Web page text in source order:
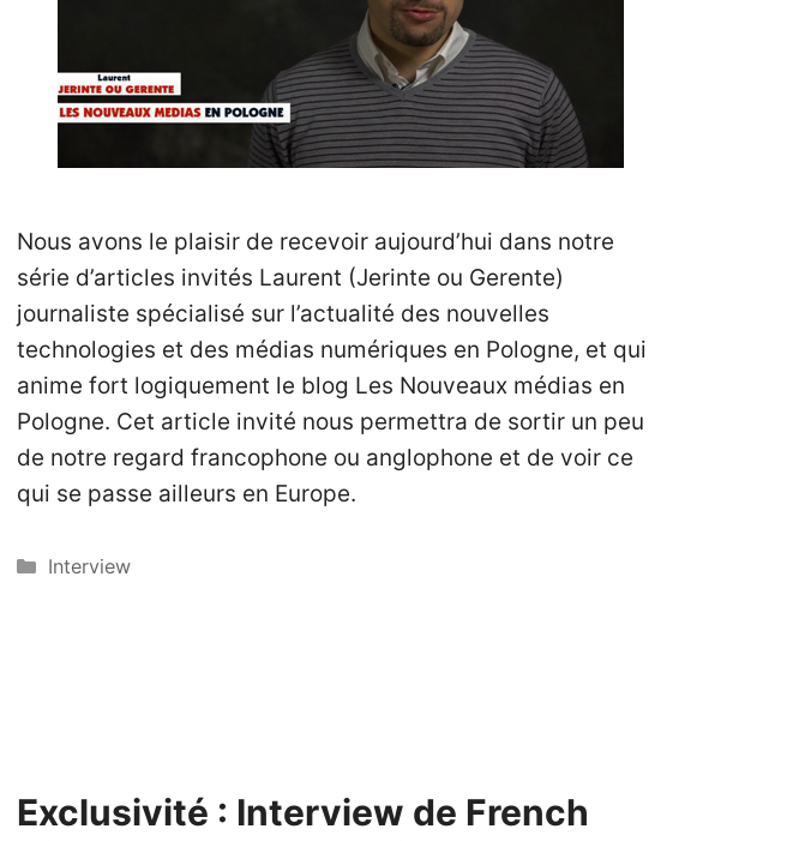
Nous avons le plaisir de recevoir aujourd’hui dans notre
série d’articles invités Laurent (Jerinte ou Gerente)
journaliste spécialisé sur l’actualité des nouvelles
technologies et des médias numériques en Pologne, et qui
anime fort logiquement le blog Les Nouveaux médias en
Pologne. Cet article invité nous permettra de sortir un peu
de notre regard francophone ou anglophone et de voir ce
qui se passe ailleurs en Europe.
Catégories
Interview
Exclusivité : Interview de French